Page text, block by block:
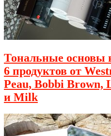
Тональные основы
6 продуктов от
Peau, Bobbi Brown,
и Milk